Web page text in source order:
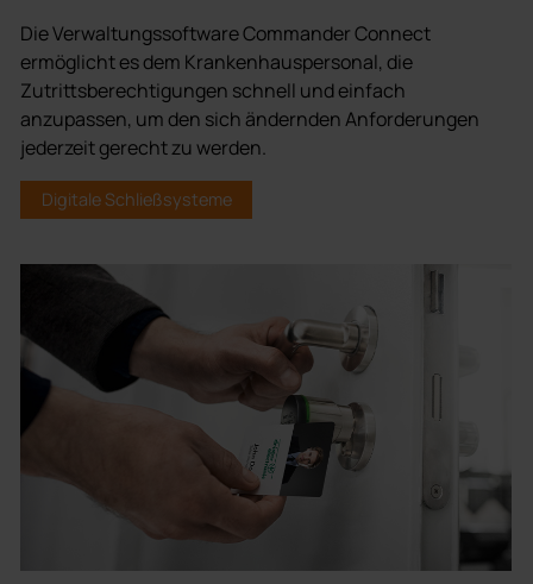
Die Verwaltungssoftware Commander Connect
ermöglicht es dem Krankenhauspersonal, die
Zutrittsberechtigungen schnell und einfach
anzupassen, um den sich ändernden Anforderungen
jederzeit gerecht zu werden.
Digitale Schließsysteme